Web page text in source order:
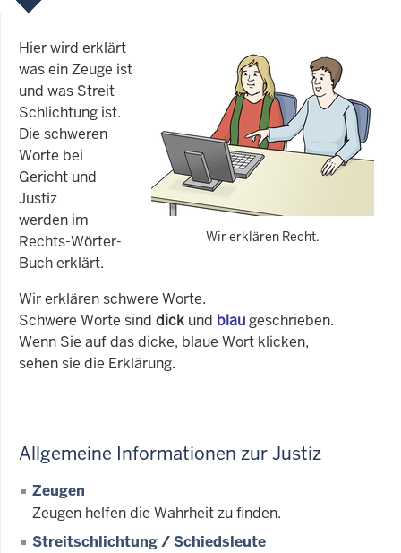
Wir erklären Recht.
Hier wird erklärt
was ein Zeuge ist
und was Streit-
Schlichtung ist.
Die schweren
Worte bei
Gericht und
Justiz
werden im
Rechts-Wörter-
Buch erklärt.
Wir erklären schwere Worte.
Schwere Worte sind dick und blaugeschrieben.
Wenn Sie auf das dicke, blaue Wort klicken,
sehen sie die Erklärung.
Allgemeine Informationen zur Justiz
Zeugen
Zeugen helfen die Wahrheit zu finden.
Streitschlichtung / Schiedsleute